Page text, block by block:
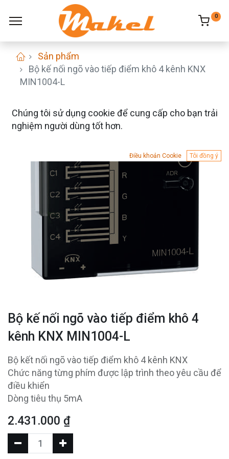
0
Sản phẩm
Bộ kế nối ngõ vào tiếp điểm khô 4 kênh KNX
MIN1004-L
Bộ kế nối ngõ vào tiếp điểm khô 4
kênh KNX MIN1004-L
Bộ kết nối ngõ vào tiếp điểm khô 4 kênh KNX
Chức năng từng phím được lập trình theo yêu cầu để
điều khiển
Dòng tiêu thụ 5mA
2.431.000 ₫
Chúng tôi sử dụng cookie để cung cấp cho bạn trải
nghiệm người dùng tốt hơn.
Điều khoản Cookie Tôi đồng ý